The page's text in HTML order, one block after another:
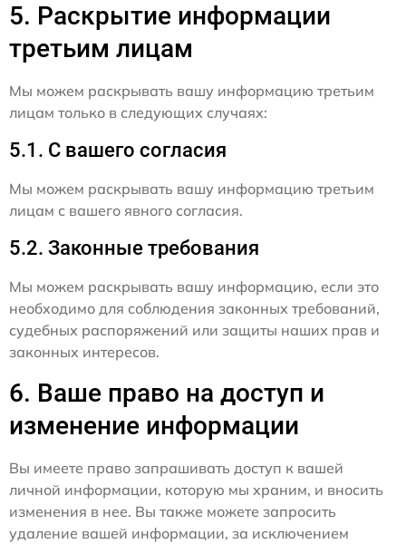
5. Раскрытие информации
третьим лицам
Мы можем раскрывать вашу информацию третьим
лицам только в следующих случаях:
5.1. С вашего согласия
Мы можем раскрывать вашу информацию третьим
лицам с вашего явного согласия.
5.2. Законные требования
Мы можем раскрывать вашу информацию, если это
необходимо для соблюдения законных требований,
судебных распоряжений или защиты наших прав и
законных интересов.
6. Ваше право на доступ и
изменение информации
Вы имеете право запрашивать доступ к вашей
личной информации, которую мы храним, и вносить
изменения в нее. Вы также можете запросить
удаление вашей информации, за исключением